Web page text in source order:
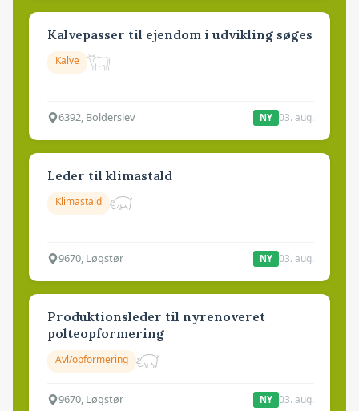
Kalvepasser til ejendom i udvikling søges
Kalve
6392, Bolderslev NY 03. aug.
Leder til klimastald
Klimastald
9670, Løgstør NY 03. aug.
Produktionsleder til nyrenoveret
polteopformering
Avl/opformering
9670, Løgstør NY 03. aug.